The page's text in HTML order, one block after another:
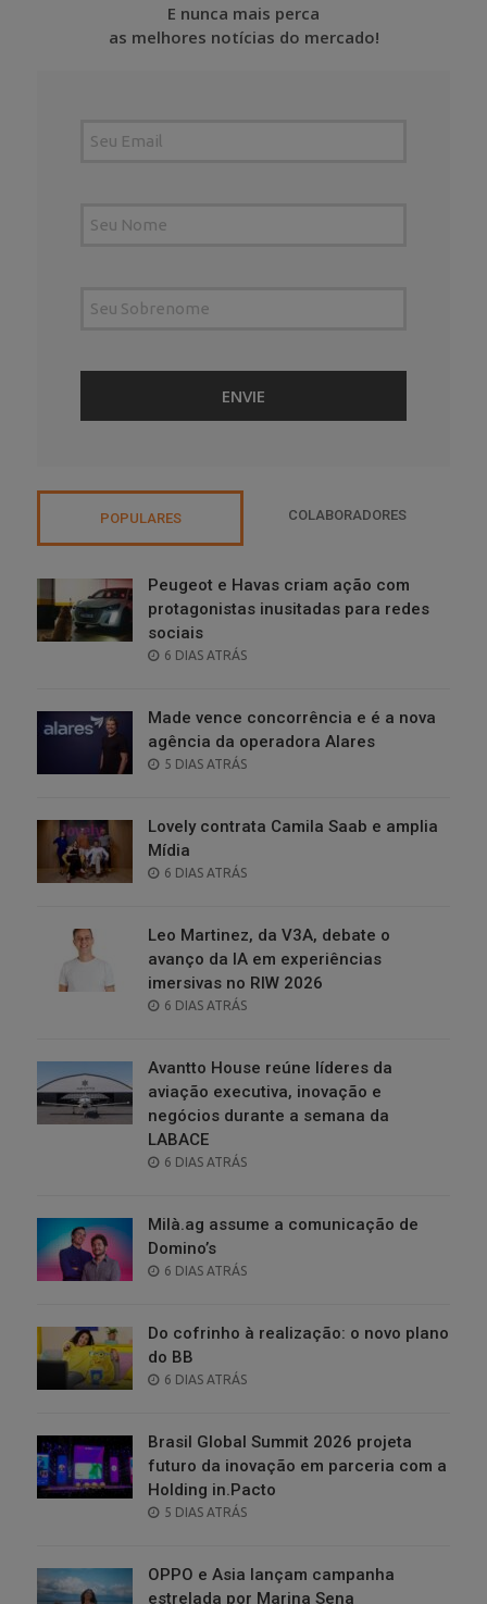
E nunca mais perca
as melhores notícias do mercado!
POPULARES COLABORADORES
Peugeot e Havas criam ação com
protagonistas inusitadas para redes
sociais
POSTED
6 DIAS ATRÁS
Made vence concorrência e é a nova
agência da operadora Alares
POSTED
5 DIAS ATRÁS
Lovely contrata Camila Saab e amplia
Mídia
POSTED
6 DIAS ATRÁS
Leo Martinez, da V3A, debate o
avanço da IA em experiências
imersivas no RIW 2026
POSTED
6 DIAS ATRÁS
Avantto House reúne líderes da
aviação executiva, inovação e
negócios durante a semana da
LABACE
POSTED
6 DIAS ATRÁS
Milà.ag assume a comunicação de
Domino’s
POSTED
6 DIAS ATRÁS
Do cofrinho à realização: o novo plano
do BB
POSTED
6 DIAS ATRÁS
Brasil Global Summit 2026 projeta
futuro da inovação em parceria com a
Holding in.Pacto
POSTED
5 DIAS ATRÁS
OPPO e Asia lançam campanha
estrelada por Marina Sena